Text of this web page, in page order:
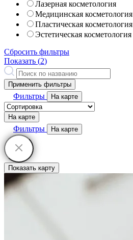
Лазерная косметология
Медицинская косметология
Пластическая косметология
Эстетическая косметология
Сбросить фильтры
Показать (2)
Применить фильтры
Фильтры На карте
На карте
Фильтры На карте
Показать карту